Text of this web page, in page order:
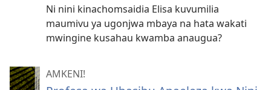
Ni nini kinachomsaidia Elisa kuvumilia
maumivu ya ugonjwa mbaya na hata wakati
mwingine kusahau kwamba anaugua?
AMKENI!